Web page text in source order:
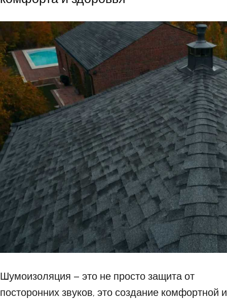
Шумоизоляция – это не просто защита от
посторонних звуков, это создание комфортной и